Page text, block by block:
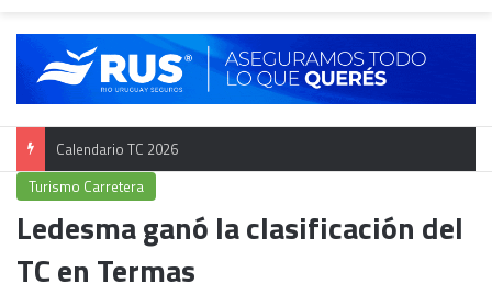
Calendario TC 2026
Turismo Carretera
Ledesma ganó la clasificación del
TC en Termas